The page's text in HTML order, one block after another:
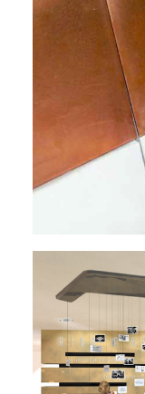
Realisierung
Hauptstudium